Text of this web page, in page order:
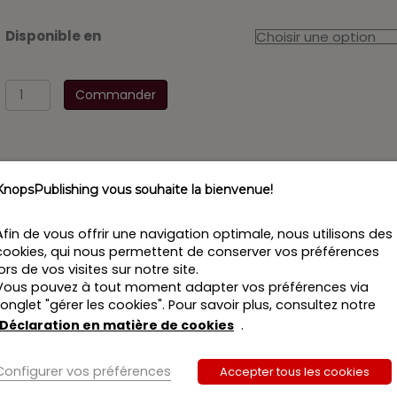
Disponible en
quantité
de
Recht
aug
-
Boek
II
Commander
voor zowel de beginnende als de ervaren fiscalist.
die fiscale praktijkbeoefenaren en studenten fiscaal
dan het fiscaal rechtsensu stricto
. De
zijn.
van belangrijke algemene en ondersteunende
vous souhaite la bienvenue!
de vous offrir une navigation optimale, nous utilisons des
qui nous permettent de conserver vos préférences
de vos visites sur notre site.
pouvez à tout moment adapter vos préférences via
"gérer les cookies". Pour savoir plus, consultez notre
Déclaration en matière de cookies .
vos préférences Accepter tous les cookies